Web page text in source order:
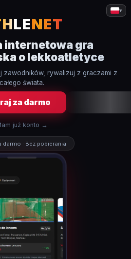
▾
NET
internetowa gra
o lekkoatletyce
zawodników, rywalizuj z graczami z
całego świata.
za darmo
już konto →
darmo · Bez pobierania